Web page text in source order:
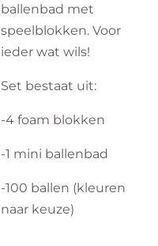
ballenbad met
speelblokken. Voor
ieder wat wils!
Set bestaat uit:
-4 foam blokken
-1 mini ballenbad
-100 ballen (kleuren
naar keuze)